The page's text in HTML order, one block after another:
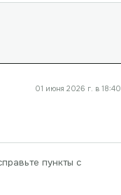
01 июня 2026 г. в 18:40
пункты с